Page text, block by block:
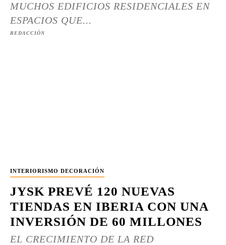
MUCHOS EDIFICIOS RESIDENCIALES EN
ESPACIOS QUE...
REDACCIÓN
INTERIORISMO DECORACIÓN
JYSK PREVÉ 120 NUEVAS
TIENDAS EN IBERIA CON UNA
INVERSIÓN DE 60 MILLONES
EL CRECIMIENTO DE LA RED